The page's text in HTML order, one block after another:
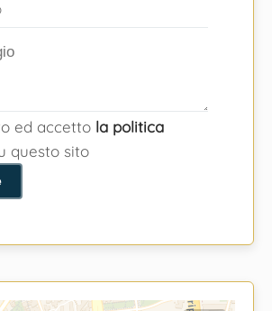
ed accetto la politica
questo sito